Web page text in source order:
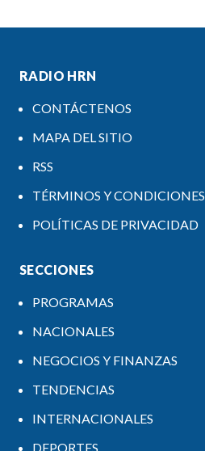
RADIO HRN
CONTÁCTENOS
MAPA DEL SITIO
RSS
TÉRMINOS Y CONDICIONES
POLÍTICAS DE PRIVACIDAD
SECCIONES
PROGRAMAS
NACIONALES
NEGOCIOS Y FINANZAS
TENDENCIAS
INTERNACIONALES
DEPORTES